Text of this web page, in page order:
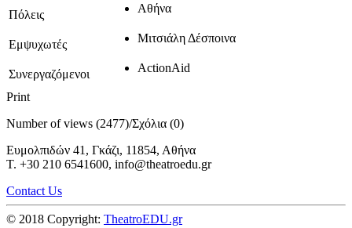
Πόλεις Αθήνα
Εμψυχωτές Μιτσιάλη Δέσποινα
Συνεργαζόμενοι ActionAid
Print
Number of views (2477)/Σχόλια (0)
Ευμολπιδών 41, Γκάζι, 11854, Αθήνα
T. +30 210 6541600, info@theatroedu.gr
Contact Us
© 2018 Copyright: TheatroEDU.gr